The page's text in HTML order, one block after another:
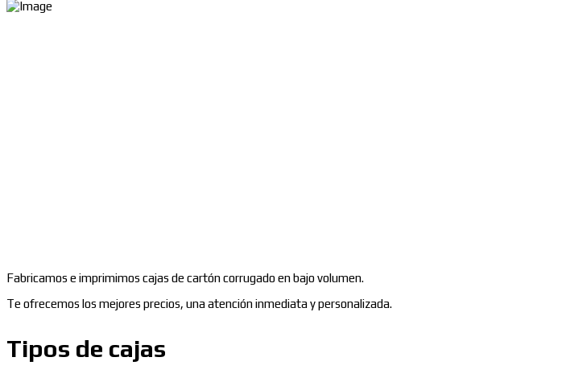
Fabricamos e imprimimos cajas de cartón corrugado en bajo volumen.
Te ofrecemos los mejores precios, una atención inmediata y personalizada.
Tipos de cajas